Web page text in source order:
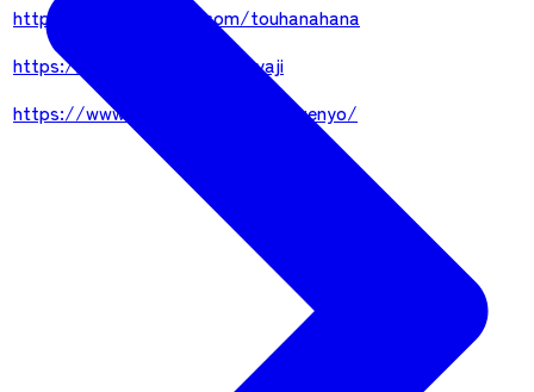
http://www.facebook.com/touhanahana
https://twitter.com/genyooyaji
https://www.instagram.com/zaogenyo/